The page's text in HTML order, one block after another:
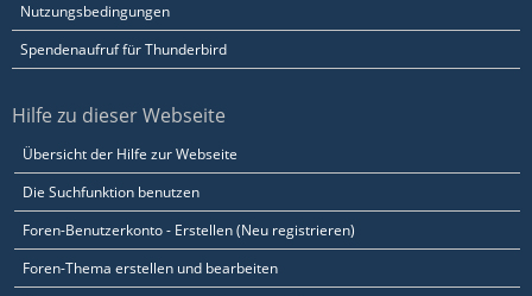
Nutzungsbedingungen
Spendenaufruf für Thunderbird
Hilfe zu dieser Webseite
Übersicht der Hilfe zur Webseite
Die Suchfunktion benutzen
Foren-Benutzerkonto - Erstellen (Neu registrieren)
Foren-Thema erstellen und bearbeiten